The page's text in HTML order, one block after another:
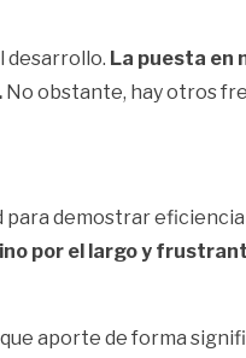
desarrollo. La puesta en
No obstante, hay otros
demostrar
por el largo y
aporte de forma